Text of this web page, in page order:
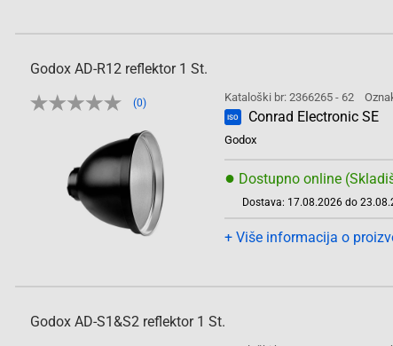
Godox AD-R12 reflektor 1 St.
(0) Kataloški br: 2366265 - 62
ISO Conrad Electronic SE
Godox
● Dostupno online
Dostava: 17.08.2026 do
+ Više informacija o
Godox AD-S1&S2 reflektor 1 St.